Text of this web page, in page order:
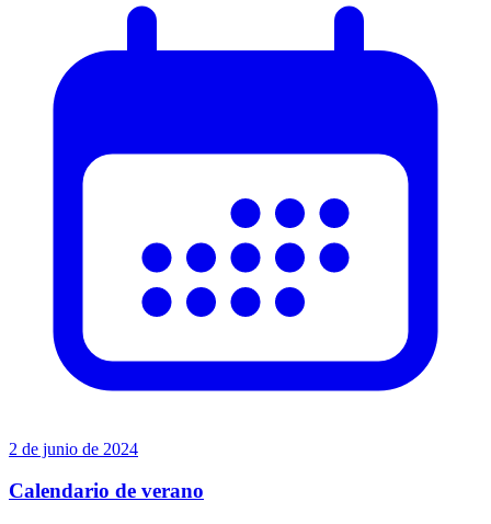
2 de junio de 2024
Calendario de verano